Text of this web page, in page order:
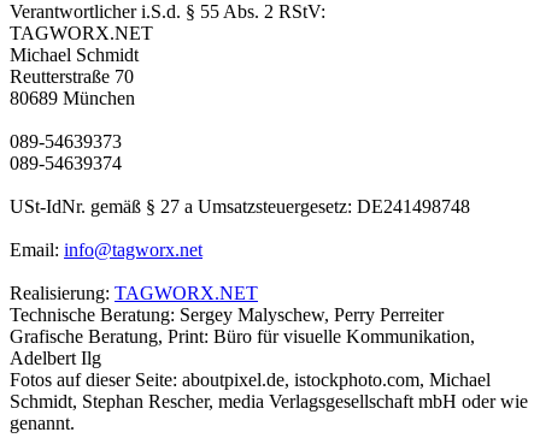
Verantwortlicher i.S.d. § 55 Abs. 2 RStV:
TAGWORX.NET
Michael Schmidt
Reutterstraße 70
80689 München
089-54639373
089-54639374
USt-IdNr. gemäß § 27 a Umsatzsteuergesetz: DE241498748
Email: info@tagworx.net
Realisierung: TAGWORX.NET
Technische Beratung: Sergey Malyschew, Perry Perreiter
Grafische Beratung, Print: Büro für visuelle Kommunikation,
Adelbert Ilg
Fotos auf dieser Seite: aboutpixel.de, istockphoto.com, Michael
Schmidt, Stephan Rescher, media Verlagsgesellschaft mbH oder wie
genannt.